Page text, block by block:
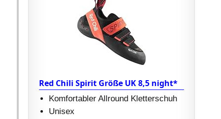
Red Chili Spirit Größe UK 8,5 night*
Komfortabler Allround Kletterschuh
Unisex